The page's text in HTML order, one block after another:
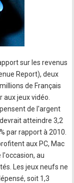
sur les revenus
Report), deux
de Français
jeux vidéo.
de l'argent
atteindre 3,2
par rapport à 2010.
aux PC, Mac
l'occasion, au
Les jeux neufs ne
soit 1,3